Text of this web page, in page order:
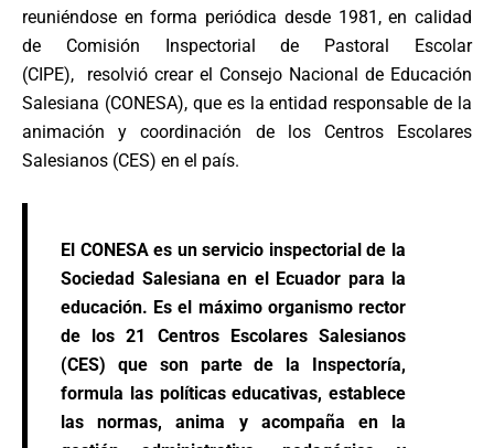
reuniéndose en forma periódica desde 1981,en calidad
de Comisión Inspectorial de Pastoral Escolar
(CIPE),
resolvió crear el Consejo Nacional de Educación
Salesiana (CONESA), que es la entidad responsable de la
animación y coordinación de los Centros Escolares
Salesianos (CES) en el país.
El CONESA es un servicio inspectorial de la
Sociedad Salesiana en el Ecuador para la
educación. Es el máximo organismo rector
de los 21 Centros Escolares Salesianos
(CES) que son parte de la Inspectoría,
formula las políticas educativas, establece
las normas, anima y acompaña en la